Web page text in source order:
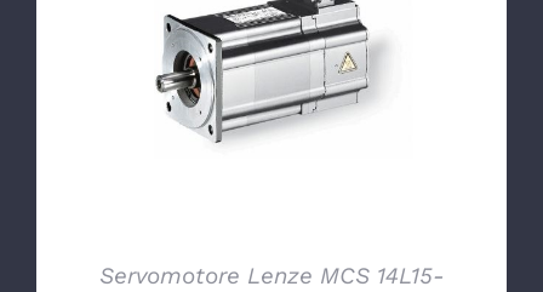
DETTAGLI
Servomotore Lenze MCS 14L15-